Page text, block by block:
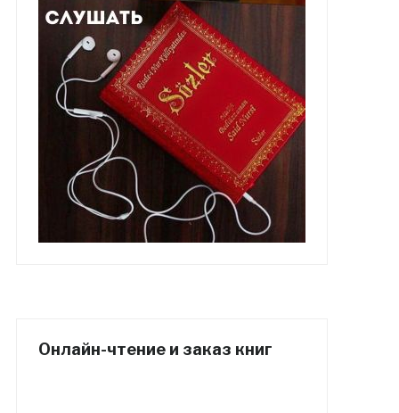
Онлайн-чтение и заказ книг